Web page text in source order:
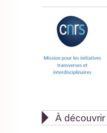
 À découvrir